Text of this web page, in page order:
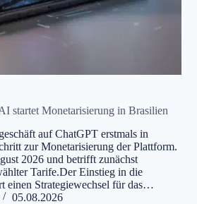
startet Monetarisierung in Brasilien
auf ChatGPT erstmals in
zur Monetarisierung der Plattform.
2026 und betrifft zunächst
Tarife.Der Einstieg in die
einen Strategiewechsel für das…
05.08.2026